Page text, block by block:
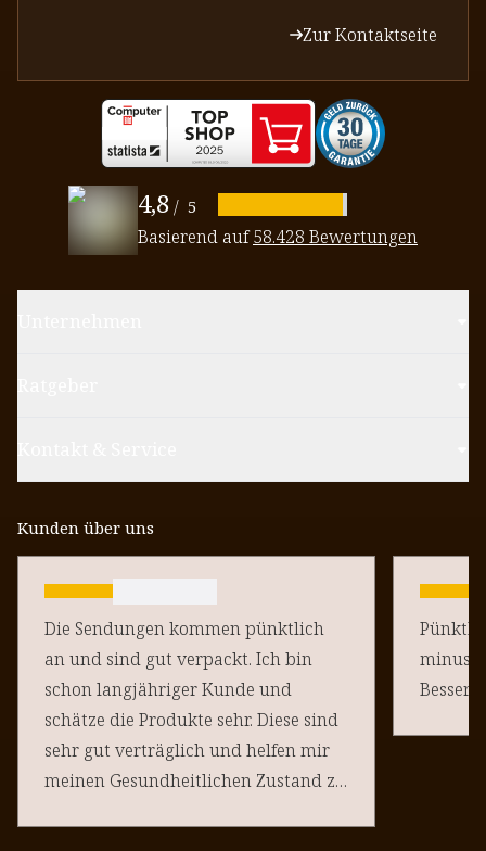
Zur Kontaktseite
4,8/ 5
Basierend auf58.428 Bewertungen
Kunden über uns
Die Sendungen kommen pünktlich
an und sind gut verpackt. Ich bin
schon langjähriger Kunde und
schätze die Produkte sehr. Diese sind
sehr gut verträglich und helfen mir
meinen Gesundheitlichen Zustand zu
Pünktlich
minus